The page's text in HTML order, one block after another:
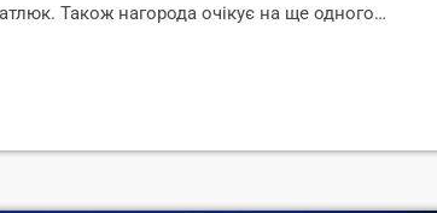
Також нагорода очікує на ще одного
Більше — у відео: